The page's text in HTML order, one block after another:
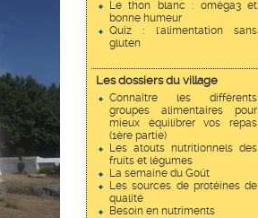
Le thon blanc : oméga3 et
bonne humeur
Quiz : l'alimentation sans
gluten
Les dossiers du village
Connaître les différents
groupes alimentaires pour
mieux équilibrer vos repas
(1ère partie)
Les atouts nutritionnels des
fruits et légumes
La semaine du Goût
Les sources de protéines de
qualité
Besoin en nutriments